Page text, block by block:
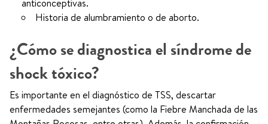
anticonceptivas.
Historia de alumbramiento o de aborto.
¿Cómo se diagnostica el síndrome de
shock tóxico?
Es importante en el diagnóstico de TSS, descartar
enfermedades semejantes (como la Fiebre Manchada de las